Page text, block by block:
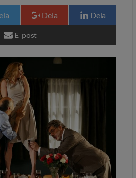
Dela Dela
E-post